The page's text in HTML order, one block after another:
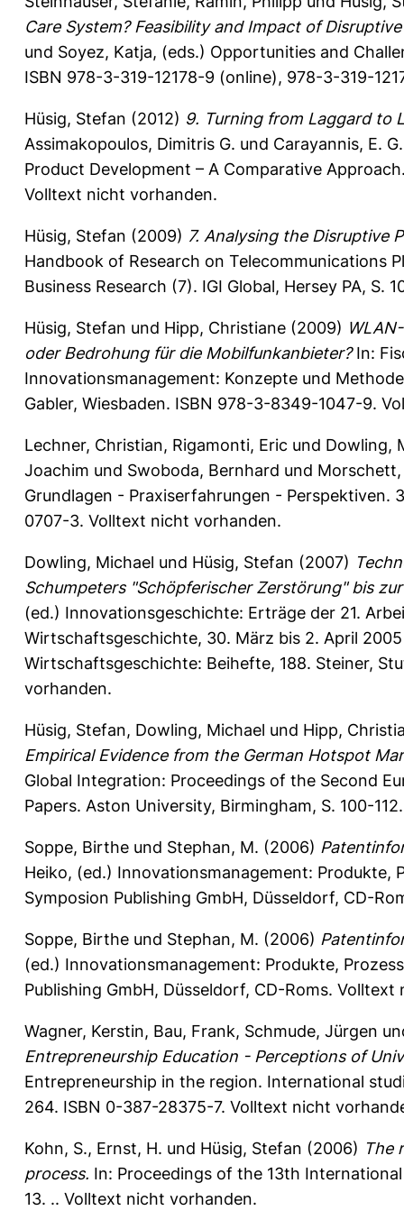
Care System? Feasibility and Impact of
und Soyez, Katja, (eds.) Opportunities and
ISBN 978-3-319-12178-9 (online), 978-3-319-
Hüsig, Stefan (2012) 9. Turning from Laggard to
Assimakopoulos, Dimitris G. und Carayannis, E. G.
Product Development – A Comparative
Volltext nicht vorhanden.
Hüsig, Stefan (2009) 7. Analysing the Disruptive
Handbook of Research on Telecommunications
Business Research (7). IGI Global, Hersey PA,
Hüsig, Stefan und Hipp, Christiane (2009)
oder Bedrohung für die Mobilfunkanbieter?In:
Innovationsmanagement: Konzepte und
Gabler, Wiesbaden. ISBN 978-3-8349-1047-9.
Lechner, Christian, Rigamonti, Eric und Dowling,
Joachim und Swoboda, Bernhard und
Grundlagen - Praxiserfahrungen - Perspektiven.
0707-3. Volltext nicht vorhanden.
Dowling, Michael und Hüsig, Stefan (2007)
Schumpeters "Schöpferischer Zerstörung" bis
(ed.) Innovationsgeschichte: Erträge der 21.
Wirtschaftsgeschichte, 30. März bis 2. April
Wirtschaftsgeschichte: Beihefte, 188. Steiner,
vorhanden.
Hüsig, Stefan, Dowling, Michael und Hipp,
Empirical Evidence from the German Hotspot
Global Integration: Proceedings of the Second
Papers. Aston University, Birmingham, S. 100-
Soppe, Birthe und Stephan, M. (2006)
Heiko, (ed.) Innovationsmanagement: Produkte,
Symposion Publishing GmbH, Düsseldorf, CD-
Soppe, Birthe und Stephan, M. (2006)
(ed.) Innovationsmanagement: Produkte,
Publishing GmbH, Düsseldorf, CD-Roms.
Wagner, Kerstin, Bau, Frank, Schmude, Jürgen
Entrepreneurship Education - Perceptions of
Entrepreneurship in the region. International
264. ISBN 0-387-28375-7. Volltext nicht
Kohn, S., Ernst, H. und Hüsig, Stefan (2006) The
process. In: Proceedings of the 13th
13. .. Volltext nicht vorhanden.